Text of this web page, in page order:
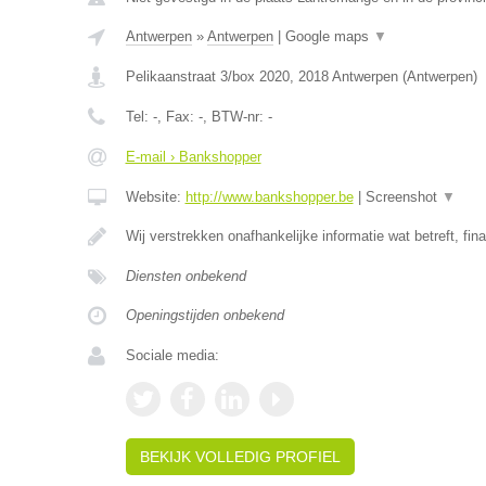
Antwerpen» Antwerpen| Google maps ▼
Pelikaanstraat 3/box 2020, 2018 Antwerpen(Antwerpen)
Tel: -, Fax: -, BTW-nr: -
E-mail › Bankshopper
Website: http://www.bankshopper.be| Screenshot ▼
Wij verstrekken onafhankelijke informatie wat betreft,
Diensten onbekend
Openingstijden onbekend
Sociale media:
BEKIJK VOLLEDIG PROFIEL